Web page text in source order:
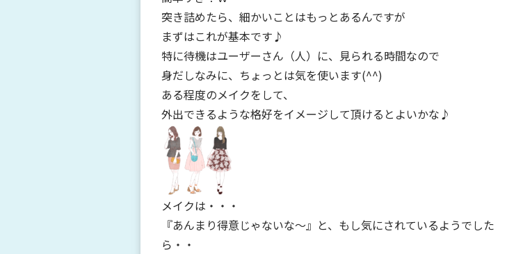
突き詰めたら、細かいことはもっとあるんですが
まずはこれが基本です♪
特に待機はユーザーさん（人）に、見られる時間なので
身だしなみに、ちょっとは気を使います(^^)
ある程度のメイクをして、
外出できるような格好をイメージして頂けるとよいかな♪
メイクは・・・
『あんまり得意じゃないな～』と、もし気にされているようでした
ら・・